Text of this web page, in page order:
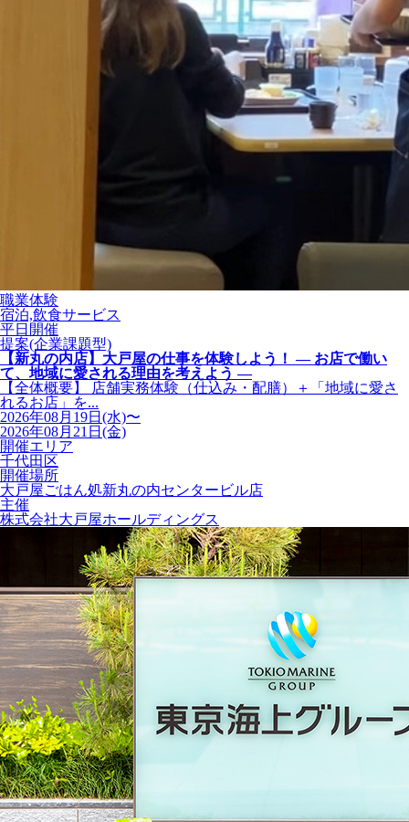
職業体験
宿泊,飲食サービス
平日開催
提案(企業課題型)
【新丸の内店】大戸屋の仕事を体験しよう！ ― お店で働い
て、地域に愛される理由を考えよう ―
【全体概要】 店舗実務体験（仕込み・配膳）＋「地域に愛さ
れるお店」を...
2026年08月19日(水)〜
2026年08月21日(金)
開催エリア
千代田区
開催場所
大戸屋ごはん処新丸の内センタービル店
主催
株式会社大戸屋ホールディングス